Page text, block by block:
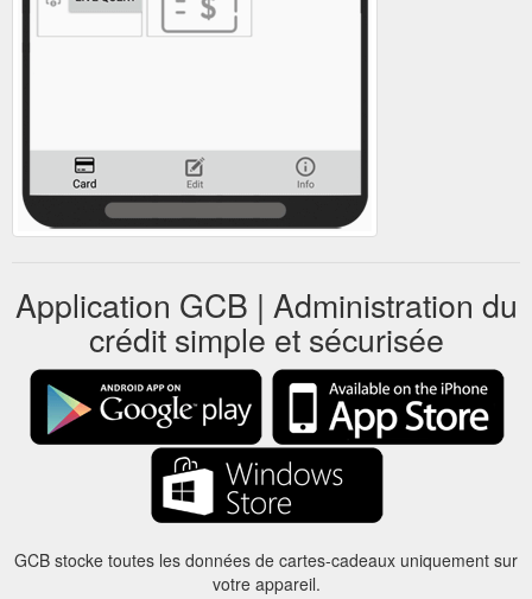
Application GCB | Administration du
crédit simple et sécurisée
GCB stocke toutes les données de cartes-cadeaux uniquement sur
votre appareil.